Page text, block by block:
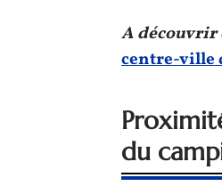
A découvrir
centre-ville
du